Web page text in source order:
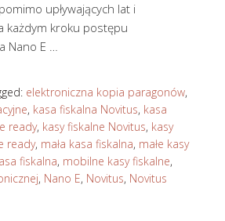
upływających lat i
każdym kroku postępu
Nano E …
elektroniczna kopia paragonów,
, kasa fiskalna Novitus, kasa
ready, kasy fiskalne Novitus, kasy
ready, mała kasa fiskalna, małe kasy
fiskalna, mobilne kasy fiskalne,
, Nano E, Novitus, Novitus